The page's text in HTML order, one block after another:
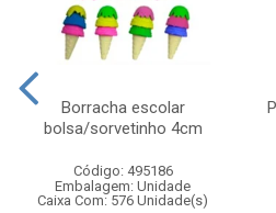
Borracha escolar
bolsa/sorvetinho 4cm
Código: 495186
Embalagem: Unidade
Caixa Com: 576 Unidade(s)